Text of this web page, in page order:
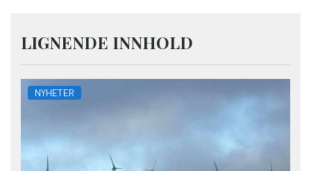
LIGNENDE INNHOLD
NYHETER